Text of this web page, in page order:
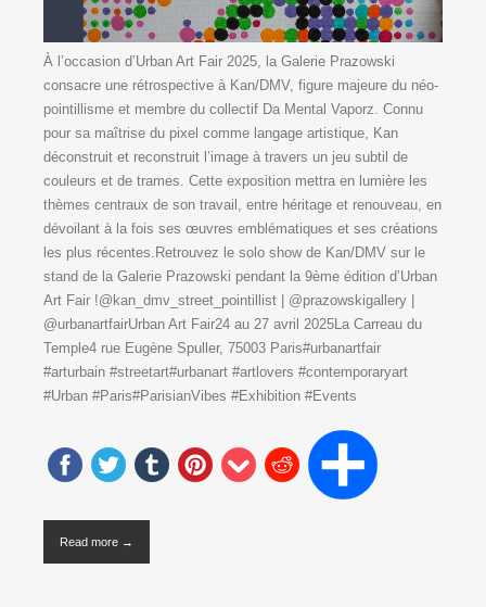
À l’occasion d’Urban Art Fair 2025, la Galerie Prazowski
consacre une rétrospective à Kan/DMV, figure majeure du néo-
pointillisme et membre du collectif Da Mental Vaporz. Connu
pour sa maîtrise du pixel comme langage artistique, Kan
déconstruit et reconstruit l’image à travers un jeu subtil de
couleurs et de trames. Cette exposition mettra en lumière les
thèmes centraux de son travail, entre héritage et renouveau, en
dévoilant à la fois ses œuvres emblématiques et ses créations
les plus récentes.Retrouvez le solo show de Kan/DMV sur le
stand de la Galerie Prazowski pendant la 9ème édition d’Urban
Art Fair !@kan_dmv_street_pointillist | @prazowskigallery |
@urbanartfairUrban Art Fair24 au 27 avril 2025La Carreau du
Temple4 rue Eugène Spuller, 75003 Paris#urbanartfair
#arturbain #streetart#urbanart #artlovers #contemporaryart
#Urban #Paris#ParisianVibes #Exhibition #Events
Read more →